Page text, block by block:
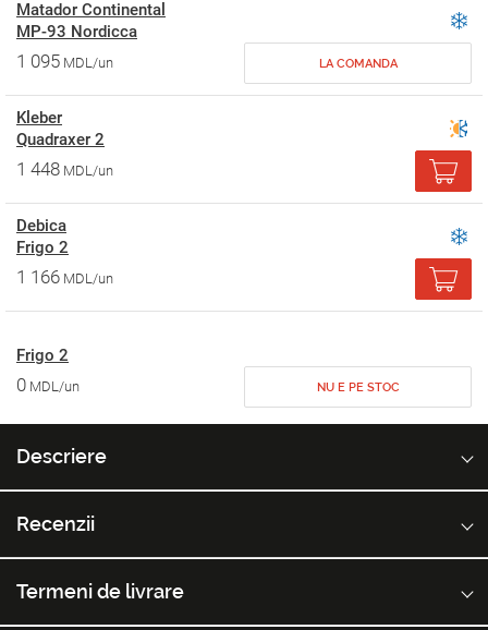
Matador Continental
MP-93 Nordicca
1 095 MDL/un LA COMANDA
Kleber
Quadraxer 2
1 448 MDL/un
Debica
Frigo 2
1 166 MDL/un
Frigo 2
0 MDL/un NU E PE STOC
Descriere
Recenzii
Termeni de livrare